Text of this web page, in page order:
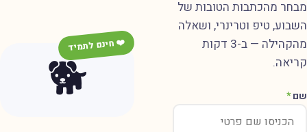
מהכתבות הטובות של
טיפ וטרינרי, ושאלה
מהקהילה — ב-3 דקות
*
🐕
❤️ חינם לתמיד